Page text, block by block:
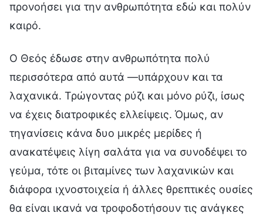
προνοήσει για την ανθρωπότητα εδώ και πολύν
καιρό.
Ο Θεός έδωσε στην ανθρωπότητα πολύ
περισσότερα από αυτά —υπάρχουν και τα
λαχανικά. Τρώγοντας ρύζι και μόνο ρύζι, ίσως
να έχεις διατροφικές ελλείψεις. Όμως, αν
τηγανίσεις κάνα δυο μικρές μερίδες ή
ανακατέψεις λίγη σαλάτα για να συνοδέψει το
γεύμα, τότε οι βιταμίνες των λαχανικών και
διάφορα ιχνοστοιχεία ή άλλες θρεπτικές ουσίες
θα είναι ικανά να τροφοδοτήσουν τις ανάγκες